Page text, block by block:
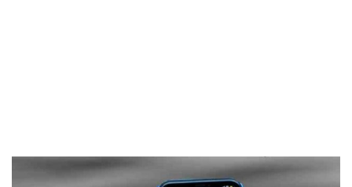
Frankenstein45.Com